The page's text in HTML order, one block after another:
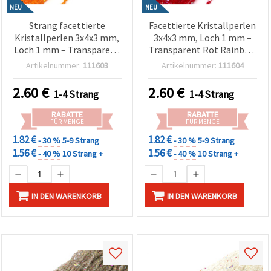
NEU
Strang facettierte
Kristallperlen 3x4x3 mm,
Loch 1 mm – Transparent
Orange Rainbow mit
Beschichtung, ca. 130 Stk.
Artikelnummer: 111603
2.60€ 1-4 Strang
RABATTE
FÜR MENGE
1.82 €- 30 %5-9 Strang
1.56 €- 40 %10 Strang +
IN DEN WARENKORB
NEU
Facettierte Kristallperlen
3x4x3 mm, Loch 1 mm –
Transparent Rot Rainbow
mit AB-Beschichtung,
(assortiert)
Artikelnummer: 111604
2.60€ 1-4 Strang
RABATTE
FÜR MENGE
1.82 €- 30 %5-9 Strang
1.56 €- 40 %10 Strang +
IN DEN WARENKORB